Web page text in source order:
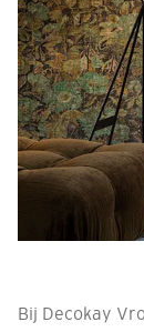
Bij Decokay